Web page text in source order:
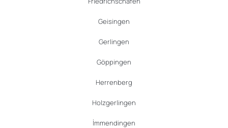
Geisingen
Gerlingen
Göppingen
Herrenberg
Holzgerlingen
İmmendingen